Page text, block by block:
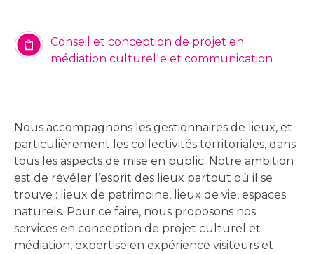
Conseil et conception de projet en
médiation culturelle et communication
Nous accompagnons les gestionnaires de lieux, et
particulièrement les collectivités territoriales, dans
tous les aspects de mise en public. Notre ambition
est de révéler l’esprit des lieux partout où il se
trouve : lieux de patrimoine, lieux de vie, espaces
naturels. Pour ce faire, nous proposons nos
services en conception de projet culturel et
médiation, expertise en expérience visiteurs et